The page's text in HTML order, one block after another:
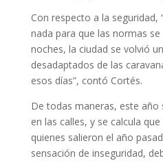
Con respecto a la seguridad,
nada para que las normas
noches, la ciudad se volvió
desadaptados de las
esos días”, contó Cortés.
De todas maneras, este año
en las calles, y se calcula
quienes salieron el año
sensación de inseguridad,